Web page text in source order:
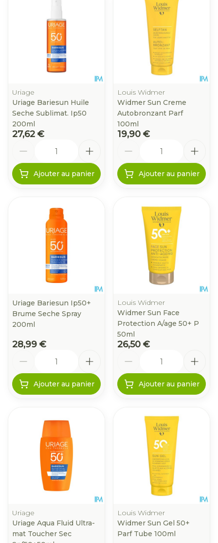
Uriage
Uriage Bariesun Huile
Seche Sublimat. Ip50
200ml
27,62 €
Ajouter au panier
Louis Widmer
Widmer Sun Creme
Autobronzant Parf
100ml
19,90 €
Ajouter au panier
Uriage Bariesun Ip50+
Brume Seche Spray
200ml
28,99 €
Ajouter au panier
Louis Widmer
Widmer Sun Face
Protection A/age 50+ P
50ml
26,50 €
Ajouter au panier
Uriage
Uriage Aqua Fluid Ultra-
mat Toucher Sec
Louis Widmer
Widmer Sun Gel 50+
Parf Tube 100ml